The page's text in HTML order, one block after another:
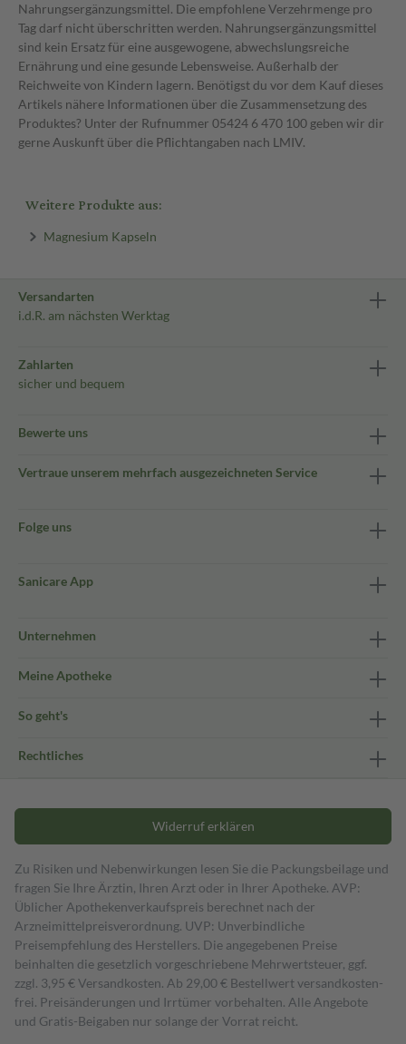
Nahrungsergänzungsmittel. Die empfohlene Verzehrmenge pro
Tag darf nicht überschritten werden. Nahrungsergänzungsmittel
sind kein Ersatz für eine ausgewogene, abwechslungsreiche
Ernährung und eine gesunde Lebensweise. Außerhalb der
Reichweite von Kindern lagern. Benötigst du vor dem Kauf dieses
Artikels nähere Informationen über die Zusammensetzung des
Produktes? Unter der Rufnummer 05424 6 470 100 geben wir dir
gerne Auskunft über die Pflichtangaben nach LMIV.
Weitere Produkte aus:
Magnesium Kapseln
Versandarten
i.d.R. am nächsten Werktag
Zahlarten
sicher und bequem
Bewerte uns
Vertraue unserem mehrfach ausgezeichneten Service
Folge uns
Sanicare App
Unternehmen
Meine Apotheke
So geht's
Rechtliches
Widerruf erklären
Zu Risiken und Nebenwirkungen lesen Sie die Packungsbeilage und
fragen Sie Ihre Ärztin, Ihren Arzt oder in Ihrer Apotheke. AVP:
Üblicher Apothekenverkaufspreis berechnet nach der
Arzneimittelpreisverordnung. UVP: Unverbindliche
Preisempfehlung des Herstellers. Die angegebenen Preise
beinhalten die gesetzlich vorgeschriebene Mehrwertsteuer, ggf.
zzgl. 3,95 € Versandkosten. Ab 29,00 € Bestell­wert versand­kosten­
frei. Preisänderungen und Irrtümer vorbehalten. Alle Angebote
und Gratis-Beigaben nur solange der Vorrat reicht.